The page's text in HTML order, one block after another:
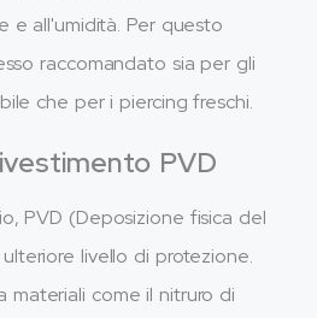
e all'umidità. Per questo
raccomandato sia per gli
che per i piercing freschi.
PVD
PVD (Deposizione fisica del
livello di protezione.
materiali come il nitruro di